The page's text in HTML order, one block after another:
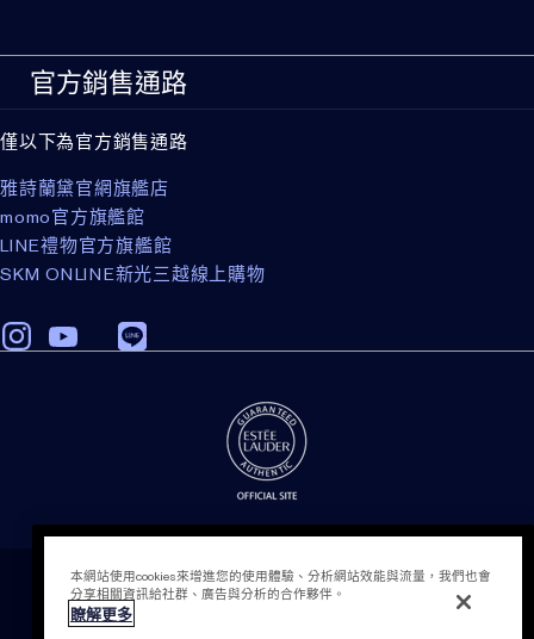
加入購物袋
官方銷售通路
僅以下為官方銷售通路
雅詩蘭黛官網旗艦店
momo官方旗艦館
LINE禮物官方旗艦館
SKM ONLINE新光三越線上購物
隱私權政策
本網站使用cookies來增進您的使用體驗、分析網站效能與流量，我們也會
分享相關資訊給社群、廣告與分析的合作夥伴。
瞭解更多